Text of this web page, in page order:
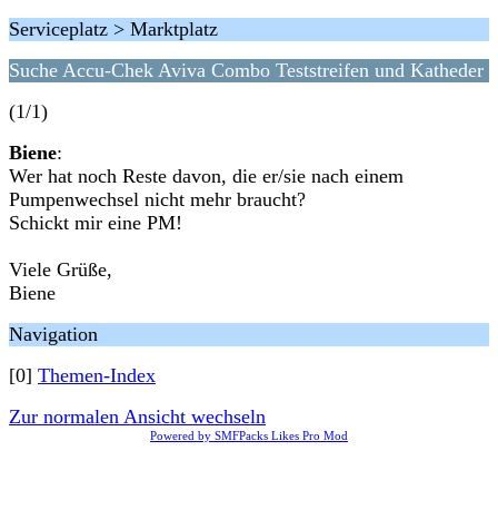
Serviceplatz > Marktplatz
Suche Accu-Chek Aviva Combo Teststreifen und Katheder
(1/1)
Biene:
Wer hat noch Reste davon, die er/sie nach einem
Pumpenwechsel nicht mehr braucht?
Schickt mir eine PM!
Viele Grüße,
Biene
Navigation
[0] Themen-Index
Zur normalen Ansicht wechseln
Powered by SMFPacks Likes Pro Mod